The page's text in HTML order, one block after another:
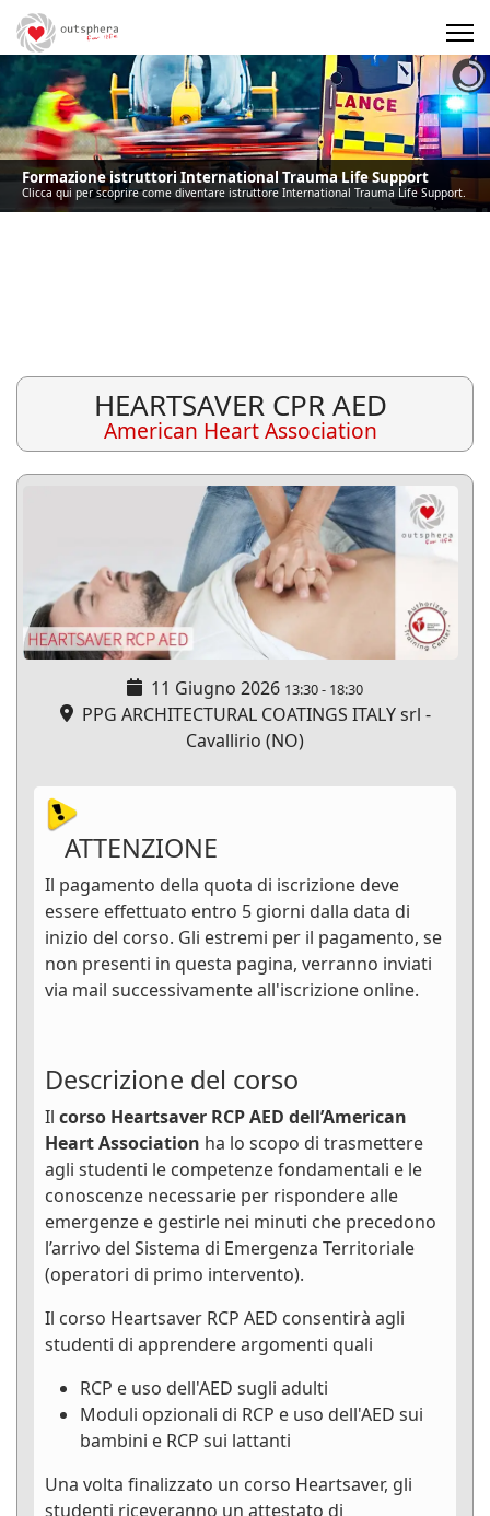
Formazione istruttori International Trauma Life Support
Clicca qui per scoprire come diventare istruttore International Trauma Life Support.
HEARTSAVER CPR AED
American Heart Association
11 Giugno 2026 13:30- 18:30
PPG ARCHITECTURAL COATINGS ITALY srl -
Cavallirio (NO)
ATTENZIONE
Il pagamento della quota di iscrizione deve
essere effettuato entro 5 giorni dalla data di
inizio del corso. Gli estremi per il pagamento, se
non presenti in questa pagina, verranno inviati
via mail successivamente all'iscrizione online.
Descrizione del corso
Il corso Heartsaver RCP AED dell’American
Heart Association ha lo scopo di trasmettere
agli studenti le competenze fondamentali e le
conoscenze necessarie per rispondere alle
emergenze e gestirle nei minuti che precedono
l’arrivo del Sistema di Emergenza Territoriale
(operatori di primo intervento).
Il corso Heartsaver RCP AED consentirà agli
studenti di apprendere argomenti quali
RCP e uso dell'AED sugli adulti
Moduli opzionali di RCP e uso dell'AED sui
bambini e RCP sui lattanti
Una volta finalizzato un corso Heartsaver, gli
studenti riceveranno un attestato di